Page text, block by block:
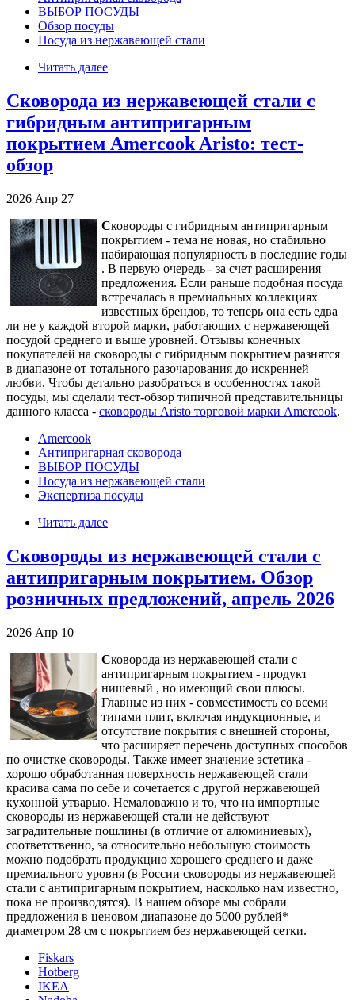
ВЫБОР ПОСУДЫ
Обзор посуды
Посуда из нержавеющей стали
Читать далее
Сковорода из нержавеющей стали с
гибридным антипригарным
покрытием Amercook Aristo: тест-
обзор
2026 Апр 27
Сковороды с гибридным антипригарным
покрытием - тема не новая, но стабильно
набирающая популярность в последние годы
. В первую очередь - за счет расширения
предложения. Если раньше подобная посуда
встречалась в премиальных коллекциях
известных брендов, то теперь она есть едва
ли не у каждой второй марки, работающих с нержавеющей
посудой среднего и выше уровней. Отзывы конечных
покупателей на сковороды с гибридным покрытием разнятся
в диапазоне от тотального разочарования до искренней
любви. Чтобы детально разобраться в особенностях такой
посуды, мы сделали тест-обзор типичной представительницы
данного класса - сковороды Aristo торговой марки Amercook.
Amercook
Антипригарная сковорода
ВЫБОР ПОСУДЫ
Посуда из нержавеющей стали
Экспертиза посуды
Читать далее
Сковороды из нержавеющей стали с
антипригарным покрытием. Обзор
розничных предложений, апрель 2026
2026 Апр 10
Сковорода из нержавеющей стали с
антипригарным покрытием - продукт
нишевый , но имеющий свои плюсы.
Главные из них - совместимость со всеми
типами плит, включая индукционные, и
отсутствие покрытия с внешней стороны,
что расширяет перечень доступных способов
по очистке сковороды. Также имеет значение эстетика -
хорошо обработанная поверхность нержавеющей стали
красива сама по себе и сочетается с другой нержавеющей
кухонной утварью. Немаловажно и то, что на импортные
сковороды из нержавеющей стали не действуют
заградительные пошлины (в отличие от алюминиевых),
соответственно, за относительно небольшую стоимость
можно подобрать продукцию хорошего среднего и даже
премиального уровня (в России сковороды из нержавеющей
стали с антипригарным покрытием, насколько нам известно,
пока не производятся). В нашем обзоре мы собрали
предложения в ценовом диапазоне до 5000 рублей*
диаметром 28 см с покрытием без нержавеющей сетки.
Fiskars
Hotberg
IKEA